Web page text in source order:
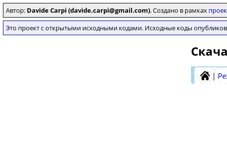
Автор: Davide Carpi (davide.carpi@gmail.com). Создано в рамках
Это проект с открытыми исходными кодами. Исходные коды
|